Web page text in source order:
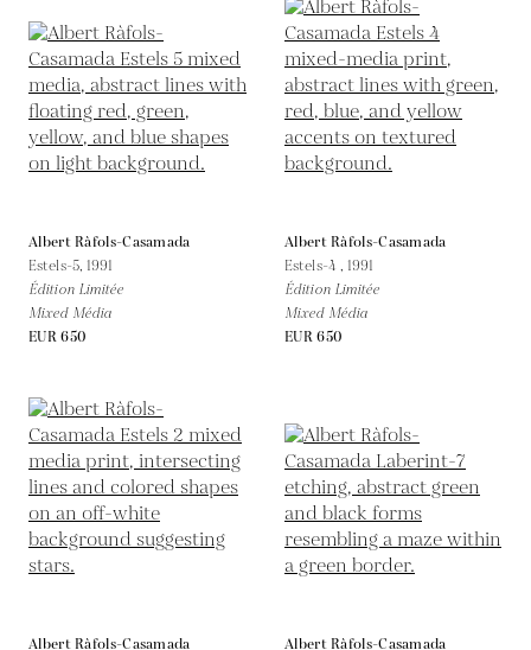
Albert Ràfols-Casamada
Estels-5, 1991
Édition Limitée
Mixed Média
EUR 650
Albert Ràfols-Casamada
Estels-4 ,1991
Édition Limitée
Mixed Média
EUR 650
Albert Ràfols-Casamada Albert Ràfols-Casamada